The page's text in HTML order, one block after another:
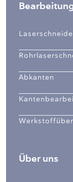
Abkanten
Über uns